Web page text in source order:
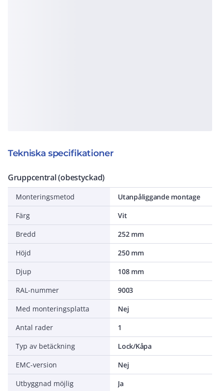
Tekniska specifikationer
Gruppcentral (obestyckad)
Monteringsmetod
Utanpåliggande montage
Färg
Vit
Bredd
252 mm
Höjd
250 mm
Djup
108 mm
RAL-nummer
9003
Med monteringsplatta
Nej
Antal rader
1
Typ av betäckning
Lock/Kåpa
EMC-version
Nej
Utbyggnad möjlig
Ja